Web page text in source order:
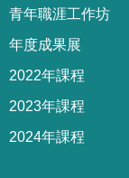
青年職涯工作坊
年度成果展
2022年課程
2023年課程
2024年課程